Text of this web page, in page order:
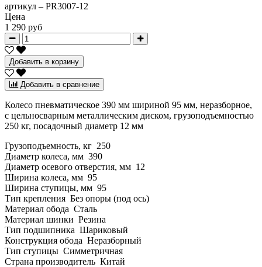
артикул – PR3007-12
Цена
1 290 руб
Добавить в корзину
Добавить в сравнение
Колесо пневматическое 390 мм шириной 95 мм, неразборное,
с цельносварным металлическим диском, грузоподъемностью
250 кг, посадочный диаметр 12 мм
Грузоподъемность, кг 250
Диаметр колеса, мм 390
Диаметр осевого отверстия, мм 12
Ширина колеса, мм 95
Ширина ступицы, мм 95
Тип крепления Без опоры (под ось)
Материал обода Сталь
Материал шинки Резина
Тип подшипника Шариковый
Конструкция обода Неразборный
Тип ступицы Симметричная
Страна производитель Китай